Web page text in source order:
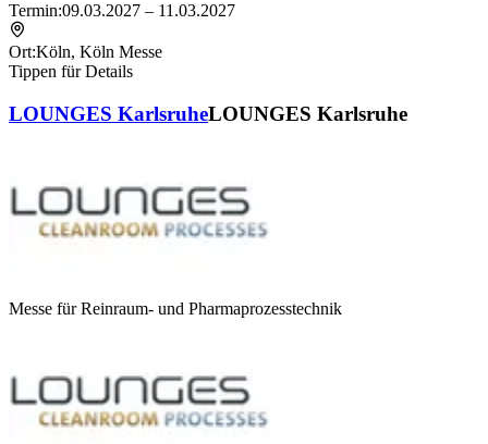
Termin:09.03.2027 – 11.03.2027
Ort:Köln, Köln Messe
Tippen für Details
LOUNGES KarlsruheLOUNGES Karlsruhe
Messe für Reinraum- und Pharmaprozesstechnik